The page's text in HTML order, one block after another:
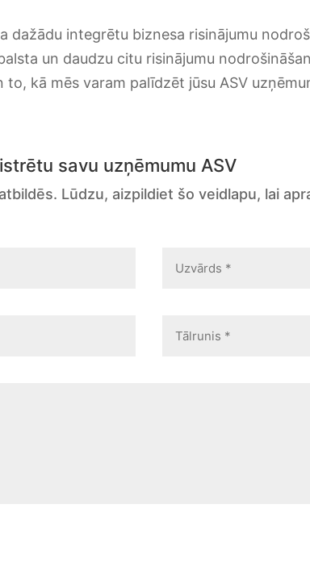
dažādu integrētu biznesa risinājumu
un daudzu citu risinājumu
kā mēs varam palīdzēt jūsu ASV
savu uzņēmumu ASV
Lūdzu, aizpildiet šo veidlapu, lai